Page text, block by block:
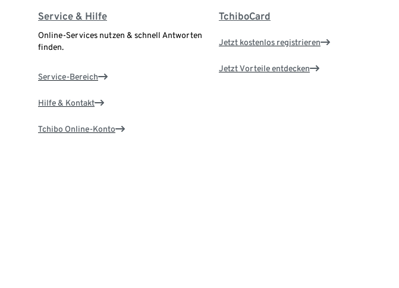
Service & Hilfe
Online-Services nutzen & schnell Antworten
finden.
Service-Bereich
Hilfe & Kontakt
Tchibo Online-Konto
TchiboCard
Jetzt kostenlos registrieren
Jetzt Vorteile entdecken